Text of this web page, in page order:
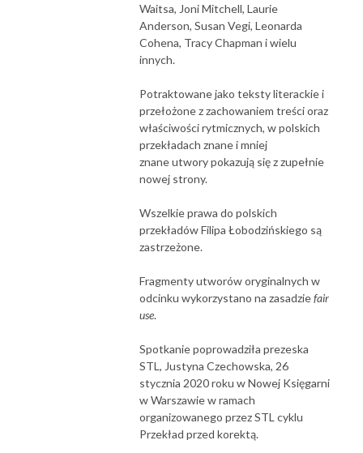
Waitsa, Joni Mitchell, Laurie
Anderson, Susan Vegi, Leonarda
Cohena, Tracy Chapman i wielu
innych.
Potraktowane jako teksty literackie i
przełożone z zachowaniem treści oraz
właściwości rytmicznych, w polskich
przekładach znane i mniej
znane utwory pokazują się z zupełnie
nowej strony.
Wszelkie prawa do polskich
przekładów Filipa Łobodzińskiego są
zastrzeżone.
Fragmenty utworów oryginalnych w
odcinku wykorzystano na zasadziefair
use.
Spotkanie poprowadziła prezeska
STL, Justyna Czechowska, 26
stycznia 2020 roku w Nowej Księgarni
w Warszawie w ramach
organizowanego przez STL cyklu
Przekład przed korektą.